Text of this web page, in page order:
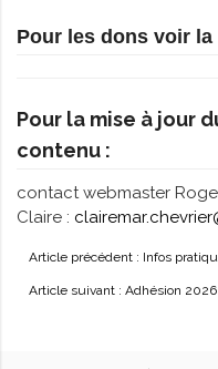
Pour les dons voir
Pour la mise à jour
contenu :
contact webmaster
Claire :
Article précédent : Infos
Article suivant : Adhésion 2026